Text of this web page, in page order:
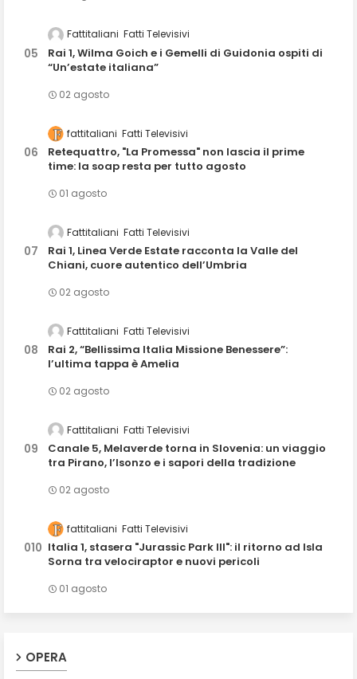
Fattitaliani Fatti Televisivi
Rai 1, Wilma Goich e i Gemelli di Guidonia ospiti di
“Un’estate italiana”
02 agosto
fattitaliani Fatti Televisivi
Retequattro, "La Promessa" non lascia il prime
time: la soap resta per tutto agosto
01 agosto
Fattitaliani Fatti Televisivi
Rai 1, Linea Verde Estate racconta la Valle del
Chiani, cuore autentico dell’Umbria
02 agosto
Fattitaliani Fatti Televisivi
Rai 2, “Bellissima Italia Missione Benessere”:
l’ultima tappa è Amelia
02 agosto
Fattitaliani Fatti Televisivi
Canale 5, Melaverde torna in Slovenia: un viaggio
tra Pirano, l’Isonzo e i sapori della tradizione
02 agosto
fattitaliani Fatti Televisivi
Italia 1, stasera "Jurassic Park III": il ritorno ad Isla
Sorna tra velociraptor e nuovi pericoli
01 agosto
OPERA